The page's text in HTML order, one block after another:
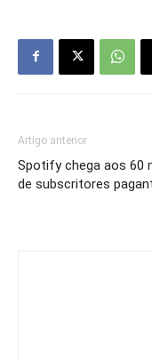
Artigo anterior
Spotify chega aos 60
de subscritores